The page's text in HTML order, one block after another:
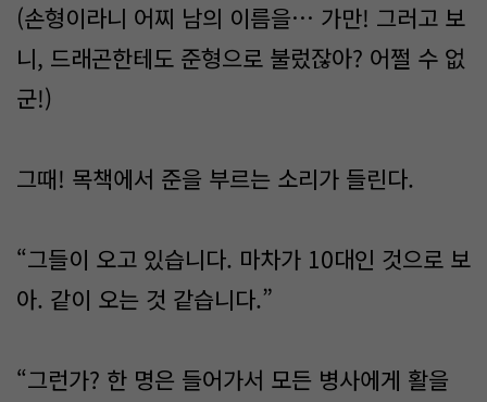
(손형이라니 어찌 남의 이름을… 가만! 그러고 보
니, 드래곤한테도 준형으로 불렀잖아? 어쩔 수 없
군!)
그때! 목책에서 준을 부르는 소리가 들린다.
“그들이 오고 있습니다. 마차가 10대인 것으로 보
아. 같이 오는 것 같습니다.”
“그런가? 한 명은 들어가서 모든 병사에게 활을